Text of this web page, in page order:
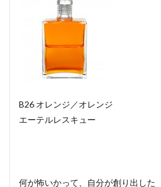
B26 オレンジ／オレンジ
エーテルレスキュー
何が怖いかって、自分が創り出した